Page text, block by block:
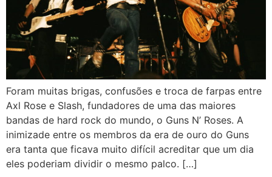
Foram muitas brigas, confusões e troca de farpas entre
Axl Rose e Slash, fundadores de uma das maiores
bandas de hard rock do mundo, o Guns N’ Roses. A
inimizade entre os membros da era de ouro do Guns
era tanta que ficava muito difícil acreditar que um dia
eles poderiam dividir o mesmo palco. […]